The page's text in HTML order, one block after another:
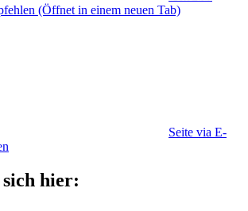
(Öffnet in einem neuen Tab)
Seite via E-
sich hier: